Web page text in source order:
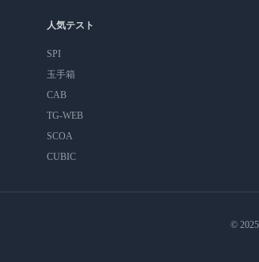
人気テスト
SPI
玉手箱
CAB
TG-WEB
SCOA
CUBIC
©